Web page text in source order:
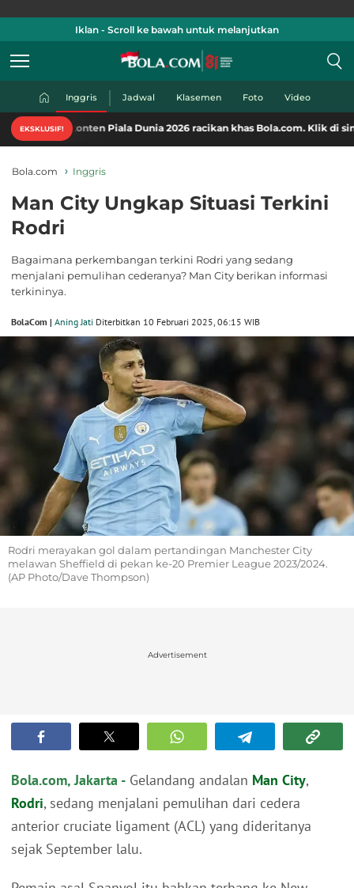
Iklan - Scroll ke bawah untuk melanjutkan
Inggris Jadwal Klasemen Foto Video
EKSKLUSIF!
Piala Dunia 2026 racikan khas Bola.com. Klik di sini!
Bola.com Inggris
Man City Ungkap Situasi Terkini
Rodri
Bagaimana perkembangan terkini Rodri yang sedang
menjalani pemulihan cederanya? Man City berikan informasi
terkininya.
BolaCom | Aning Jati Diterbitkan 10 Februari 2025, 06:15 WIB
Rodri merayakan gol dalam pertandingan Manchester City
melawan Sheffield di pekan ke-20 Premier League 2023/2024.
(AP Photo/Dave Thompson)
Advertisement
Bola.com, Jakarta - Gelandang andalan Man City,
Rodri, sedang menjalani pemulihan dari cedera
anterior cruciate ligament (ACL) yang dideritanya
sejak September lalu.